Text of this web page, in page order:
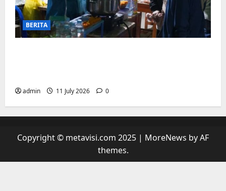
BERITA
admin 11 July 2026 0
Copyright © metavisi.com 2025 | MoreNews by AF
themes.